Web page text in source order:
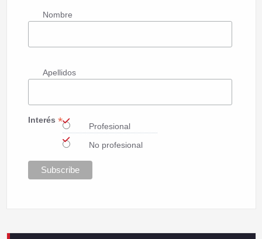
Nombre
Apellidos
Interés *
Profesional
No profesional